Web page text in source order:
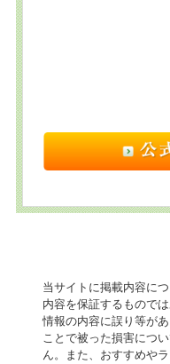
当サイトに掲載内容に
内容を保証するもので
情報の内容に誤り等が
ことで被った損害につ
ん。また、おすすめや